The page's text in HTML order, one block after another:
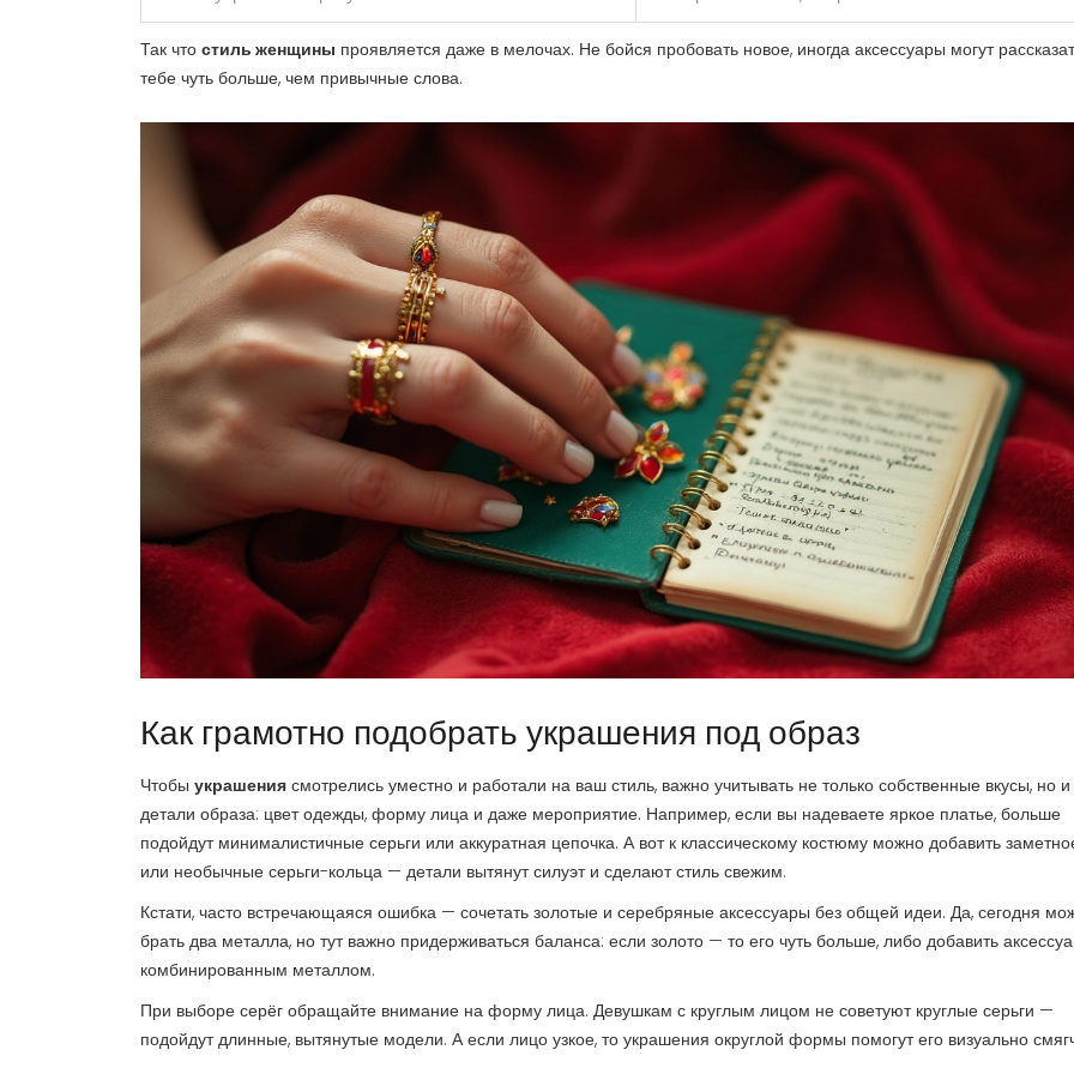
Так что стиль женщины проявляется даже в мелочах. Не бойся пробовать новое, иногда аксессуары могут
тебе чуть больше, чем привычные слова.
Как грамотно подобрать украшения под образ
Чтобы украшения смотрелись уместно и работали на ваш стиль, важно учитывать не только собственные вкусы, но и
детали образа: цвет одежды, форму лица и даже мероприятие. Например, если вы надеваете яркое платье, больше
подойдут минималистичные серьги или аккуратная цепочка. А вот к классическому костюму можно добавить
или необычные серьги-кольца — детали вытянут силуэт и сделают стиль свежим.
Кстати, часто встречающаяся ошибка — сочетать золотые и серебряные аксессуары без общей идеи. Да, сегодня
брать два металла, но тут важно придерживаться баланса: если золото — то его чуть больше, либо добавить
комбинированным металлом.
При выборе серёг обращайте внимание на форму лица. Девушкам с круглым лицом не советуют круглые серьги —
подойдут длинные, вытянутые модели. А если лицо узкое, то украшения округлой формы помогут его визуально